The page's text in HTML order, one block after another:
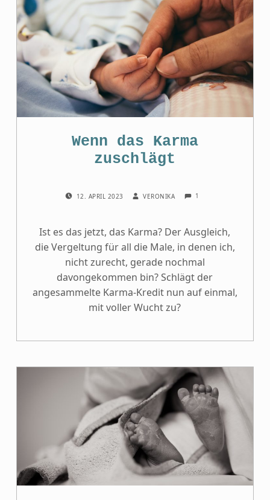
Wenn das Karma
zuschlägt
12. APRIL 2023 VERONIKA 1
Ist es das jetzt, das Karma? Der Ausgleich,
die Vergeltung für all die Male, in denen ich,
nicht zurecht, gerade nochmal
davongekommen bin? Schlägt der
angesammelte Karma-Kredit nun auf einmal,
mit voller Wucht zu?